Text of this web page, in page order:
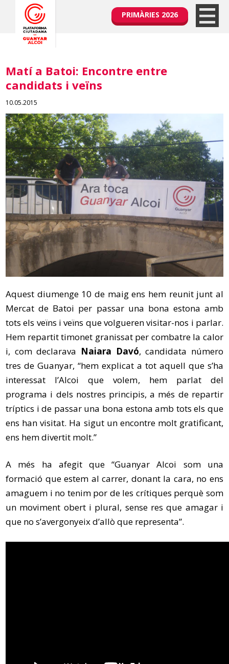
PRIMÀRIES 2026
Matí a Batoi: Encontre entre
candidats i veïns
10.05.2015
Aquest diumenge 10 de maig ens hem reunit junt al
Mercat de Batoi per passar una bona estona amb
tots els veïns i veïns que volgueren visitar-nos i parlar.
Hem repartit timonet granissat per combatre la calor
i, com declarava Naiara Davó, candidata número
tres de Guanyar, “hem explicat a tot aquell que s’ha
interessat l’Alcoi que volem, hem parlat del
programa i dels nostres principis, a més de repartir
tríptics i de passar una bona estona amb tots els que
ens han visitat. Ha sigut un encontre molt gratificant,
ens hem divertit molt.”
A més ha afegit que “Guanyar Alcoi som una
formació que estem al carrer, donant la cara, no ens
amaguem i no tenim por de les crítiques perquè som
un moviment obert i plural, sense res que amagar i
que no s’avergonyeix d’allò que representa”.